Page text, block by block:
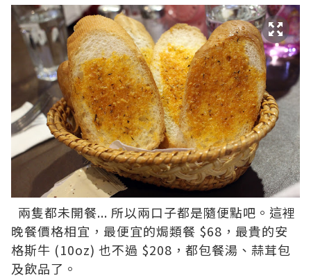
兩隻都未開餐... 所以兩口子都是隨便點吧。這裡
晚餐價格相宜，最便宜的焗類餐 $68，最貴的安
格斯牛 (10oz) 也不過 $208，都包餐湯、蒜茸包
及飲品了。